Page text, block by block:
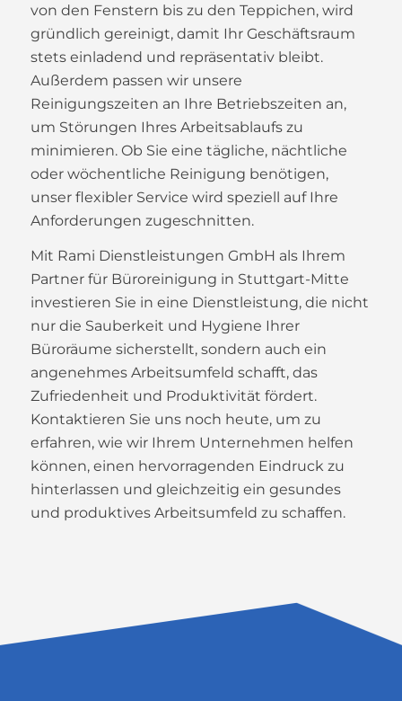
von den Fenstern bis zu den Teppichen, wird
gründlich gereinigt, damit Ihr Geschäftsraum
stets einladend und repräsentativ bleibt.
Außerdem passen wir unsere
Reinigungszeiten an Ihre Betriebszeiten an,
um Störungen Ihres Arbeitsablaufs zu
minimieren. Ob Sie eine tägliche, nächtliche
oder wöchentliche Reinigung benötigen,
unser flexibler Service wird speziell auf Ihre
Anforderungen zugeschnitten.
Mit Rami Dienstleistungen GmbH als Ihrem
Partner für Büroreinigung in Stuttgart-Mitte
investieren Sie in eine Dienstleistung, die nicht
nur die Sauberkeit und Hygiene Ihrer
Büroräume sicherstellt, sondern auch ein
angenehmes Arbeitsumfeld schafft, das
Zufriedenheit und Produktivität fördert.
Kontaktieren Sie uns noch heute, um zu
erfahren, wie wir Ihrem Unternehmen helfen
können, einen hervorragenden Eindruck zu
hinterlassen und gleichzeitig ein gesundes
und produktives Arbeitsumfeld zu schaffen.